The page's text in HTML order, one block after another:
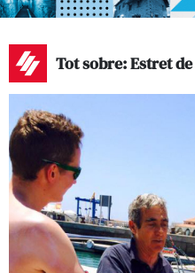
Tot sobre: Estret